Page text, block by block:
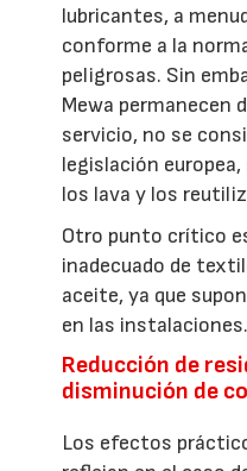
lubricantes, a
conforme a la
peligrosas. Sin
Mewa permanecen
servicio, no se
legislación
los lava y los
Otro punto crítico
inadecuado de
aceite, ya que
en las instalaciones.
Reducción de
disminución de
Los efectos